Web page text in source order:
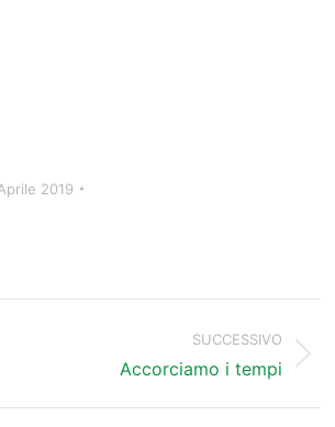
2019
SUCCESSIVO
Accorciamo i tempi